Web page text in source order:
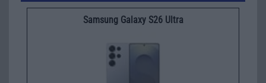
Samsung Galaxy S26 Ultra